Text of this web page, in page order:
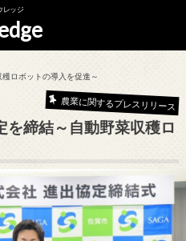
レッジ
ロボットの導入を促進～
農業に関するプレスリリース
を締結～自動野菜収穫ロ